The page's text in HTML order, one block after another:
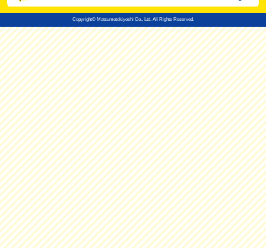
Copyright© Matsumotokiyoshi Co., Ltd. All Rights Reserved.